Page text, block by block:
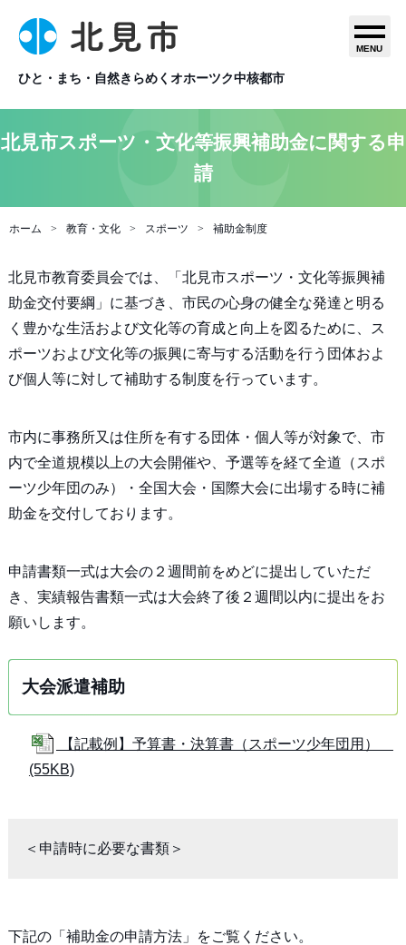
ひと・まち・自然きらめくオホーツク中核都市
MENU
北見市スポーツ・文化等振興補助金に関する申
請
ホーム 教育・文化 スポーツ 補助金制度
北見市教育委員会では、「北見市スポーツ・文化等振興補
助金交付要綱」に基づき、市民の心身の健全な発達と明る
く豊かな生活および文化等の育成と向上を図るために、ス
ポーツおよび文化等の振興に寄与する活動を行う団体およ
び個人等に対して補助する制度を行っています。
市内に事務所又は住所を有する団体・個人等が対象で、市
内で全道規模以上の大会開催や、予選等を経て全道（スポ
ーツ少年団のみ）・全国大会・国際大会に出場する時に補
助金を交付しております。
申請書類一式は大会の２週間前をめどに提出していただ
き、実績報告書類一式は大会終了後２週間以内に提出をお
願いします。
大会派遣補助
【記載例】予算書・決算書（スポーツ少年団用）
(55KB)
＜申請時に必要な書類＞
下記の「補助金の申請方法」をご覧ください。